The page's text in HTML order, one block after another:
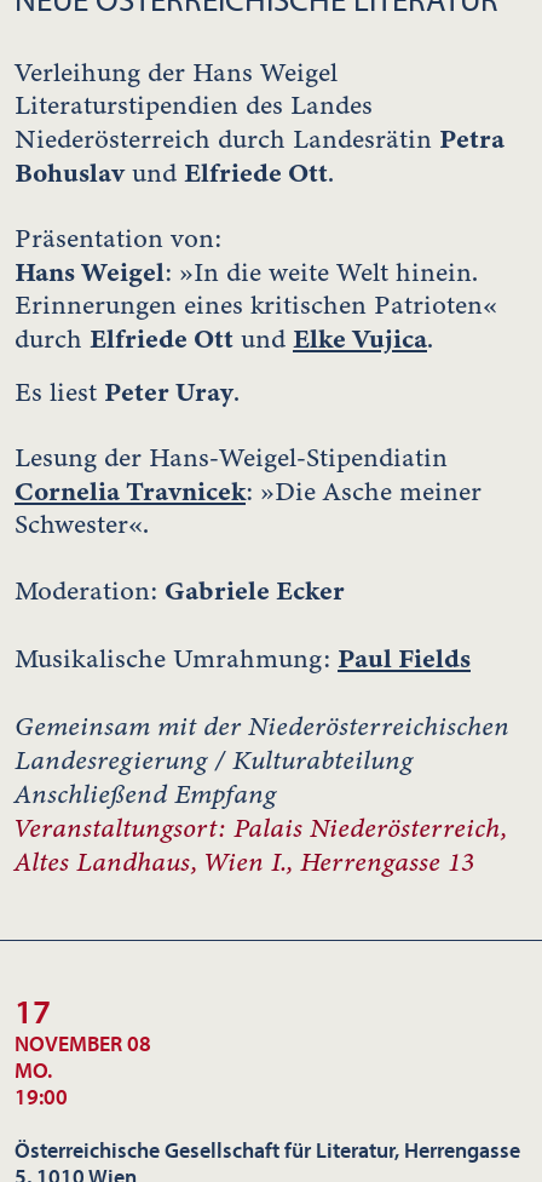
Verleihung der Hans Weigel
Literaturstipendien des Landes
Niederösterreich durch Landesrätin Petra
Bohuslavund Elfriede Ott.
Präsentation von:
Hans Weigel: »In die weite Welt hinein.
Erinnerungen eines kritischen Patrioten«
durch Elfriede Ott und Elke Vujica.
Es liest Peter Uray.
Lesung der Hans-Weigel-Stipendiatin
Cornelia Travnicek: »Die Asche meiner
Schwester«.
Moderation: Gabriele Ecker
Musikalische Umrahmung: Paul Fields
Gemeinsam mit der Niederösterreichischen
Landesregierung / Kulturabteilung
Anschließend Empfang
Veranstaltungsort: Palais Niederösterreich,
Altes Landhaus, Wien I., Herrengasse 13
17
NOVEMBER 08
MO.
19:00
Österreichische Gesellschaft für Literatur, Herrengasse
5, 1010 Wien